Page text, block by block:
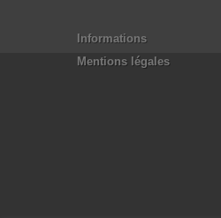
Informations
Mentions légales